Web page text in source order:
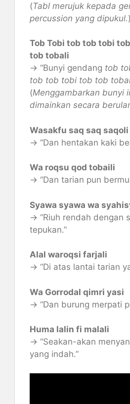
(Tabl merujuk kepada
percussion yang dipukul.)
Tob Tobi tob tob tobi
tob tobali
→ “Bunyi gendang tob
tob tob tobi tob tob
(Menggambarkan bunyi
dimainkan secara
Wasakfu saq saq saqoli
→ “Dan hentakan kaki
Wa roqsu qod tobaili
→ “Dan tarian pun
Syawa syawa wa
→ “Riuh rendah dengan
tepukan.”
Alal waroqsi farjali
→ “Di atas lantai tarian
Wa Gorrodal qimri yasi
→ “Dan burung merpati
Huma lalin fi malali
→ “Seakan-akan
yang indah.”